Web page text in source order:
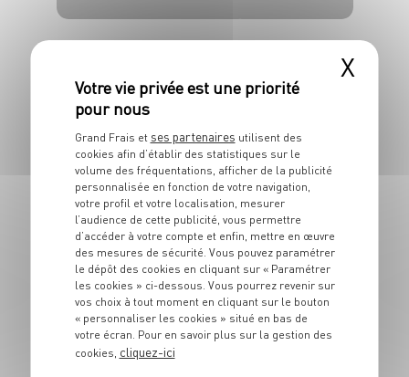
PLAT
Gigot d’agneau
figues et pistaches
4 pers. 20 min 1h
X
Grand Frais et ses partenaires utilisent des
cookies afin d’établir des statistiques sur le
volume des fréquentations, afficher de la publicité
personnalisée en fonction de votre navigation,
votre profil et votre localisation, mesurer
l’audience de cette publicité, vous permettre
d’accéder à votre compte et enfin, mettre en œuvre
des mesures de sécurité. Vous pouvez paramétrer
le dépôt des cookies en cliquant sur « Paramétrer
les cookies » ci-dessous. Vous pourrez revenir sur
vos choix à tout moment en cliquant sur le bouton
« personnaliser les cookies » situé en bas de
votre écran. Pour en savoir plus sur la gestion des
cookies, cliquez-ici